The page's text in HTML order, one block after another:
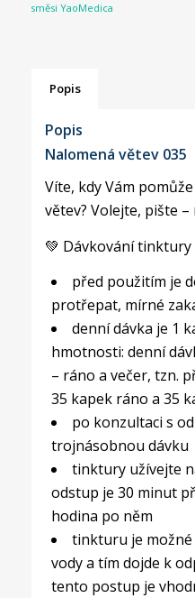
směsi YaoMedica
Popis
Popis
Nalomená větev 035
Víte, kdy Vám
větev? Volejte, pište
💚 Dávkování tinktury
před použitím je
protřepat, mírné
denní dávka je 1
hmotnosti: denní
– ráno a večer, tzn.
35 kapek ráno a 35
po konzultaci s
trojnásobnou dávku
tinktury užívejte
odstup je 30 minut
hodina po něm
tinkturu je
vody a tím dojde k
tento postup je